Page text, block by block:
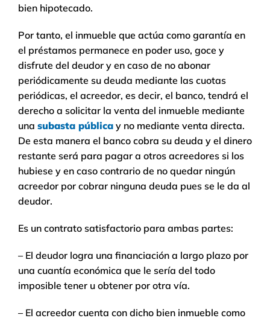
bien hipotecado.
Por tanto, el inmueble que actúa como garantía en
el préstamos permanece en poder uso, goce y
disfrute del deudor y en caso de no abonar
periódicamente su deuda mediante las cuotas
periódicas, el acreedor, es decir, el banco, tendrá el
derecho a solicitar la venta del inmueble mediante
una subasta pública y no mediante venta directa.
De esta manera el banco cobra su deuda y el dinero
restante será para pagar a otros acreedores si los
hubiese y en caso contrario de no quedar ningún
acreedor por cobrar ninguna deuda pues se le da al
deudor.
Es un contrato satisfactorio para ambas partes:
– El deudor logra una financiación a largo plazo por
una cuantía económica que le sería del todo
imposible tener u obtener por otra vía.
– El acreedor cuenta con dicho bien inmueble como